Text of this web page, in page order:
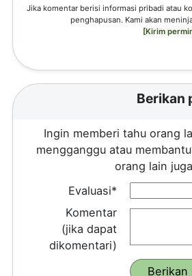
Jika komentar berisi informasi pribadi atau
penghapusan. Kami akan
[Kirim
Berikan
Ingin memberi tahu orang
mengganggu atau
orang lain
Evaluasi*
Komentar
(jika dapat
dikomentari)